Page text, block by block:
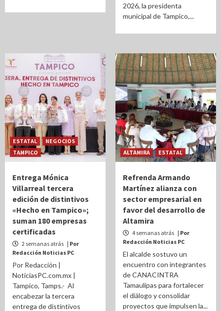
2026, la presidenta
municipal de Tampico,...
ESTATAL
NEGOCIOS
TAMPICO
Entrega Mónica
Villarreal tercera
edición de distintivos
«Hecho en Tampico»;
suman 180 empresas
certificadas
2 semanas atrás | Por
Redacción Noticias PC
Por Redacción |
NoticiasPC.com.mx |
Tampico, Tamps.- Al
encabezar la tercera
entrega de distintivos
ALTAMIRA ESTATAL
Refrenda Armando
Martínez alianza con
sector empresarial en
favor del desarrollo de
Altamira
4 semanas atrás | Por
Redacción Noticias PC
El alcalde sostuvo un
encuentro con integrantes
de CANACINTRA
Tamaulipas para fortalecer
el diálogo y consolidar
proyectos que impulsen la...